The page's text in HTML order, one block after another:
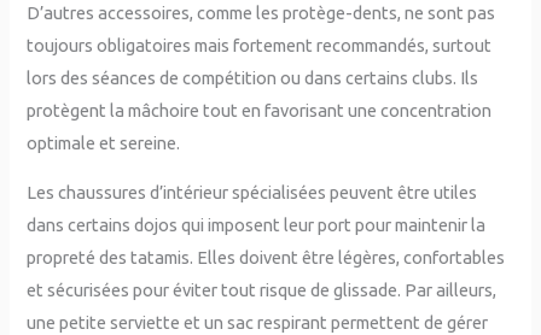
D’autres accessoires, comme les protège-dents, ne sont pas
toujours obligatoires mais fortement recommandés, surtout
lors des séances de compétition ou dans certains clubs. Ils
protègent la mâchoire tout en favorisant une concentration
optimale et sereine.
Les chaussures d’intérieur spécialisées peuvent être utiles
dans certains dojos qui imposent leur port pour maintenir la
propreté des tatamis. Elles doivent être légères, confortables
et sécurisées pour éviter tout risque de glissade. Par ailleurs,
une petite serviette et un sac respirant permettent de gérer